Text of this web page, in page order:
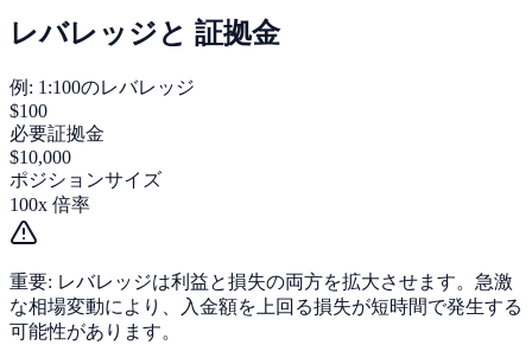
レバレッジと 証拠金
例: 1:100のレバレッジ
$100
必要証拠金
$10,000
ポジションサイズ
100x 倍率
重要: レバレッジは利益と損失の両方を拡大させます。急激
な相場変動により、入金額を上回る損失が短時間で発生する
可能性があります。